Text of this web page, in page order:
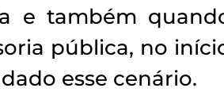
e também
pública, no
esse cenário.